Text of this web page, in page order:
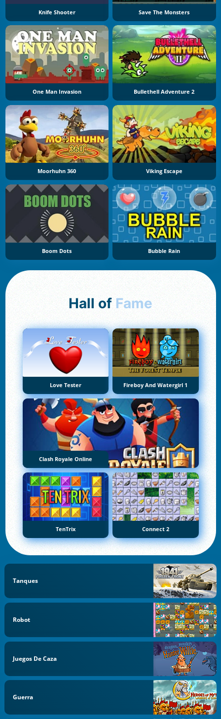
Knife Shooter Save The Monsters
One Man Invasion Bullethell Adventure 2
Moorhuhn 360 Viking Escape
Boom Dots Bubble Rain
Hall of Fame
Love Tester Fireboy And Watergirl 1
Clash Royale Online
TenTrix Connect 2
Tanques
Robot
Juegos De Caza
Guerra